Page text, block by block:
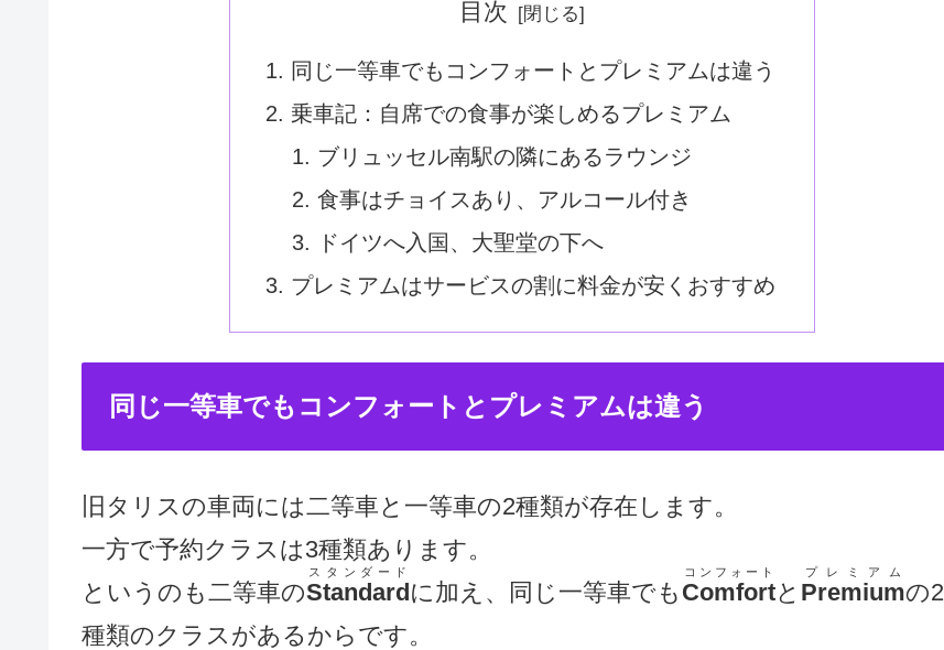
目次
同じ一等車でもコンフォートとプレミアムは違う
乗車記：自席での食事が楽しめるプレミアム
ブリュッセル南駅の隣にあるラウンジ
食事はチョイスあり、アルコール付き
ドイツへ入国、大聖堂の下へ
プレミアムはサービスの割に料金が安くおすすめ
同じ一等車でもコンフォートとプレミアムは違う
旧タリスの車両には二等車と一等車の2種類が存在します。
一方で予約クラスは3種類あります。
というのも二等車のStandard
スタンダード
に加え、同じ一等車でも Comfort
コンフォート
と Premium
プレミアム
の2
種類のクラスがあるからです。